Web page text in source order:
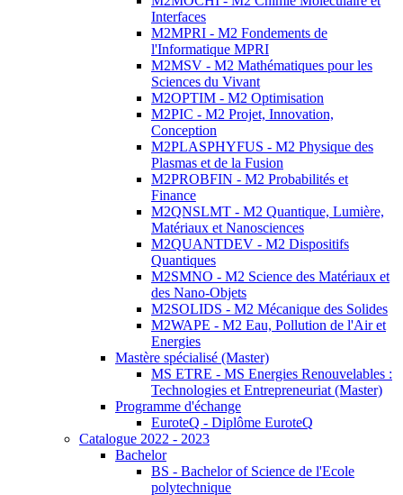
Interfaces
M2MPRI - M2 Fondements de
l'Informatique MPRI
M2MSV - M2 Mathématiques pour les
Sciences du Vivant
M2OPTIM - M2 Optimisation
M2PIC - M2 Projet, Innovation,
Conception
M2PLASPHYFUS - M2 Physique des
Plasmas et de la Fusion
M2PROBFIN - M2 Probabilités et
Finance
M2QNSLMT - M2 Quantique, Lumière,
Matériaux et Nanosciences
M2QUANTDEV - M2 Dispositifs
Quantiques
M2SMNO - M2 Science des Matériaux et
des Nano-Objets
M2SOLIDS - M2 Mécanique des Solides
M2WAPE - M2 Eau, Pollution de l'Air et
Energies
Mastère spécialisé (Master)
MS ETRE - MS Energies Renouvelables :
Technologies et Entrepreneuriat (Master)
Programme d'échange
EuroteQ - Diplôme EuroteQ
Catalogue 2022 - 2023
Bachelor
BS - Bachelor of Science de l'Ecole
polytechnique